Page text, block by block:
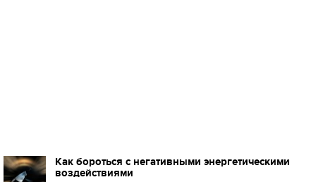
Как бороться с негативными энергетическими
воздействиями